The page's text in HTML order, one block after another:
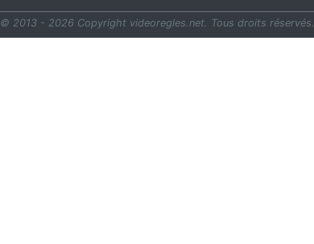
© 2013 - 2026 Copyright videoregles.net. Tous droits réservés.